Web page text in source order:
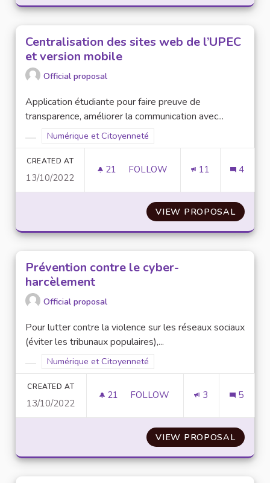
Centralisation des sites web de l’UPEC
et version mobile
Official proposal
Application étudiante pour faire preuve de
transparence, améliorer la communication avec...
Filter results for category:
Filter results for scope: Numérique et Citoyenneté
Numérique et Citoyenneté
CREATED AT
13/10/2022
21 21 FOLLOWERS
FOLLOW 11 4
VIEW PROPOSAL
Prévention contre le cyber-
harcèlement
Official proposal
Pour lutter contre la violence sur les réseaux sociaux
(éviter les tribunaux populaires),...
Filter results for category:
Filter results for scope: Numérique et Citoyenneté
Numérique et Citoyenneté
CREATED AT
13/10/2022
21 21 FOLLOWERS
FOLLOW 3 5
VIEW PROPOSAL